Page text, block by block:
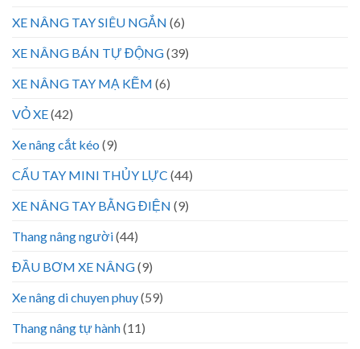
XE NÂNG TAY SIÊU NGẮN (6)
XE NÂNG BÁN TỰ ĐỘNG(39)
XE NÂNG TAY MẠ KẼM (6)
VỎ XE(42)
Xe nâng cắt kéo (9)
CẨU TAY MINI THỦY LỰC (44)
XE NÂNG TAY BẰNG ĐIỆN (9)
Thang nâng người(44)
ĐẦU BƠM XE NÂNG(9)
Xe nâng di chuyen phuy(59)
Thang nâng tự hành(11)